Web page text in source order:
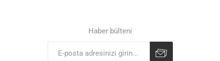
Haber bülteni